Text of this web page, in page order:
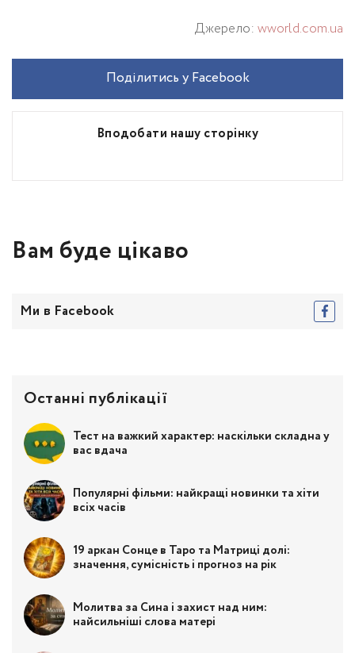
Джерело: wworld.com.ua
Вподобати нашу сторінку
Поділитись у Facebook
Вам буде цікаво
Ми в Facebook
Останні публікації
Тест на важкий характер: наскільки складна у
вас вдача
Популярні фільми: найкращі новинки та хіти
всіх часів
19 аркан Сонце в Таро та Матриці долі:
значення, сумісність і прогноз на рік
Молитва за Сина і захист над ним:
найсильніші слова матері